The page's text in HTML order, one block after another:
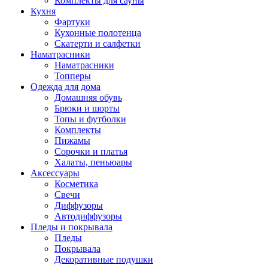
Кухня
Фартуки
Кухонные полотенца
Скатерти и салфетки
Наматрасники
Наматрасники
Топперы
Одежда для дома
Домашняя обувь
Брюки и шорты
Топы и футболки
Комплекты
Пижамы
Сорочки и платья
Халаты, пеньюары
Аксессуары
Косметика
Свечи
Диффузоры
Автодиффузоры
Пледы и покрывала
Пледы
Покрывала
Декоративные подушки